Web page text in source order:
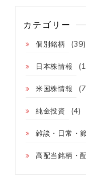
カテゴリー
個別銘柄 (39)
日本株情報
米国株情報
純金投資 (4)
雑談・日常・
高配当銘柄・